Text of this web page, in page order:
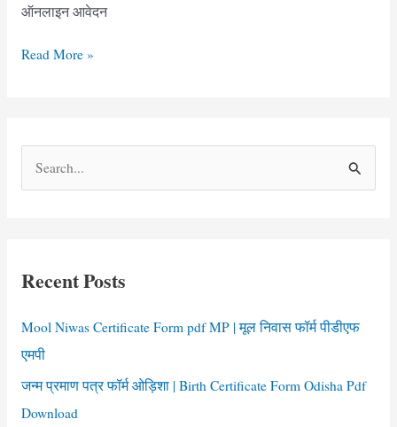
ऑनलाइन आवेदन
Income
Download
आय
पंजाब
Read More »
e
f
o
r
:
Recent Posts
Mool Niwas Certificate Form pdf MP | मूल निवास फॉर्म पीडीएफ
एमपी
जन्म प्रमाण पत्र फॉर्म ओड़िशा | Birth Certificate Form Odisha Pdf
Download